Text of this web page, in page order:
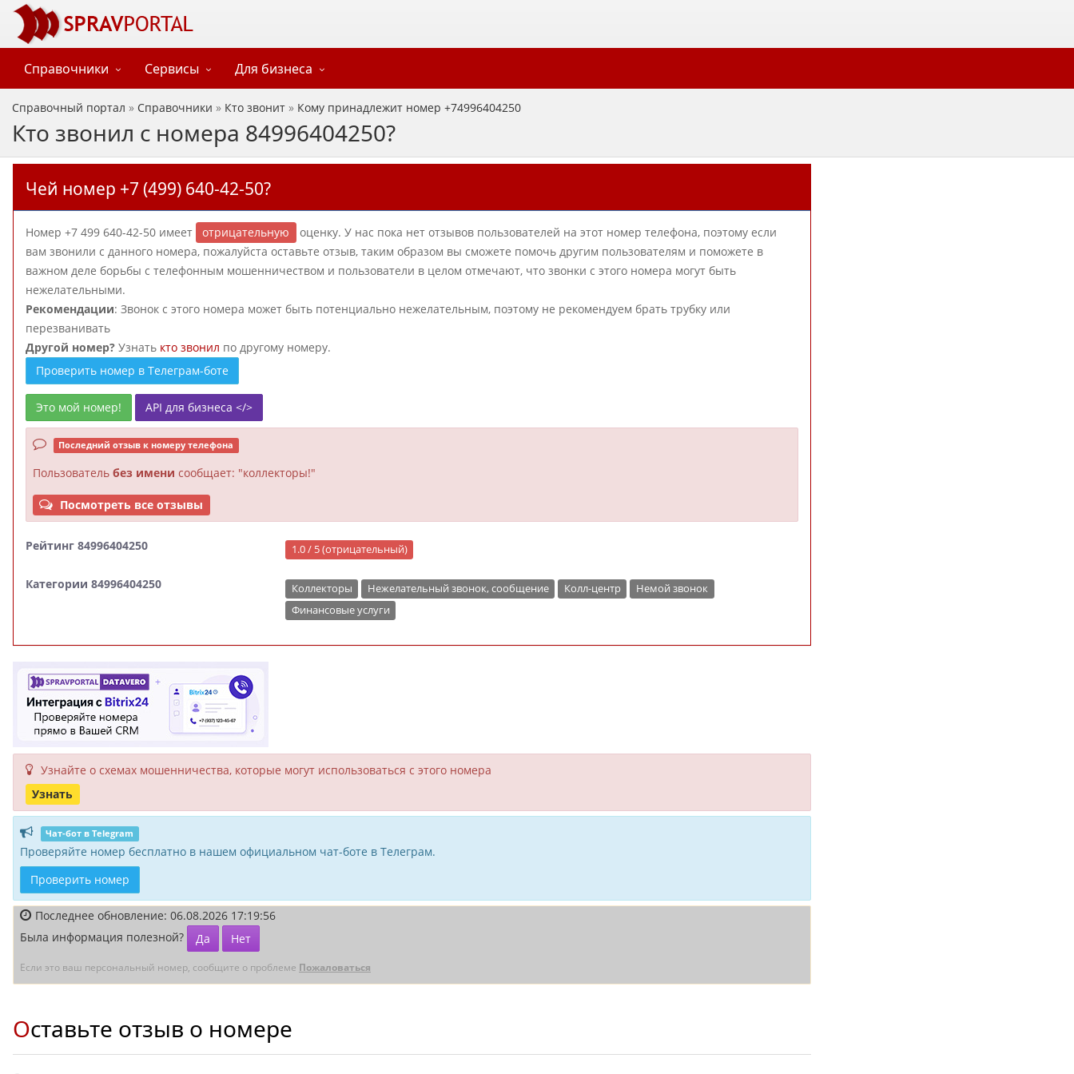
Справочники Сервисы Для бизнеса
Справочный портал » Справочники » Кто звонит » Кому принадлежит номер +74996404250
Кто звонил с номера 84996404250?
Чей номер +7 (499) 640-42-50?
Номер +7 499 640-42-50 имеет отрицательную
оценку. У нас пока нет отзывов пользователей на этот номер телефона, поэтому если
вам звонили с данного номера, пожалуйста оставьте отзыв, таким образом вы сможете помочь другим пользователям и поможете в
важном деле борьбы с телефонным мошенничеством и пользователи в целом отмечают, что звонки с этого номера могут быть
нежелательными.
Рекомендации: Звонок с этого номера может быть потенциально нежелательным, поэтому не рекомендуем брать трубку или
перезванивать
Другой номер? Узнать кто звонил по другому номеру.
Проверить номер в Телеграм-боте
Это мой номер! API для бизнеса </>
Последний отзыв к номеру телефона
Пользователь без имени сообщает: "коллекторы!"
Посмотреть все отзывы
Рейтинг 84996404250 1.0 / 5 (отрицательный)
Категории 84996404250 Коллекторы Нежелательный звонок, сообщение Колл-центр
Немой звонок
Финансовые услуги
Узнайте о схемах мошенни­чества, кото­рые могут исполь­зоваться с этого номера
Узнать
Чат-бот в Telegram
Проверяйте номер бесплатно в нашем официальном чат-боте в Телеграм.
Проверить номер
Последнее обновление: 06.08.2026 17:19:56
Была информация полезной?
Да Нет
Если это ваш персональный номер, сообщите о проблеме Пожаловаться
Оставьте отзыв о номере